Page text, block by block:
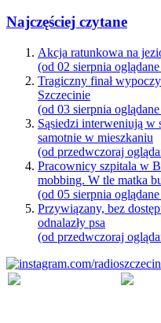
Najczęściej czytane
Akcja ratunkowa na
(od 02 sierpnia
Tragiczny finał
Szczecinie
(od 03 sierpnia
Sąsiedzi interweniują w
samotnie w mieszkaniu
(od przedwczoraj
Pracownicy szpitala w
mobbing. W tle matka
(od 05 sierpnia
Przywiązany, bez
odnalazły psa
(od przedwczoraj